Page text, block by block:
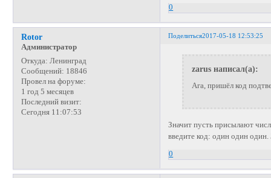
0
Поделиться2017-05-18 12:53:25
Rotor
Администратор
Откуда: Ленинград
Сообщений: 18846
Провел на форуме:
1 год 5 месяцев
Последний визит:
Сегодня 11:07:53
zarus написал(а):
Ага, пришёл код
Значит пусть присылают
введите код: один один
0